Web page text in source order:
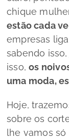
chique
estão cada
empresas
sabendo
isso,os
uma moda,
Hoje,
sobre os
lhe vamos só